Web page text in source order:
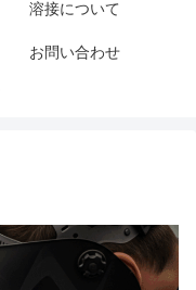
溶接について
お問い合わせ